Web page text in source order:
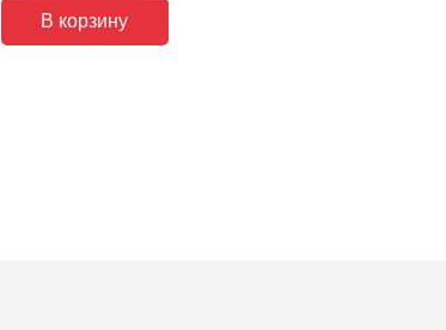
В корзину